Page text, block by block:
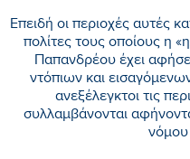
Επειδή οι περιοχές αυτές
πολίτες τους οποίους η
Παπανδρέου έχει
ντόπιων και
ανεξέλεγκτοι τις
συλλαμβάνονται
νόμου